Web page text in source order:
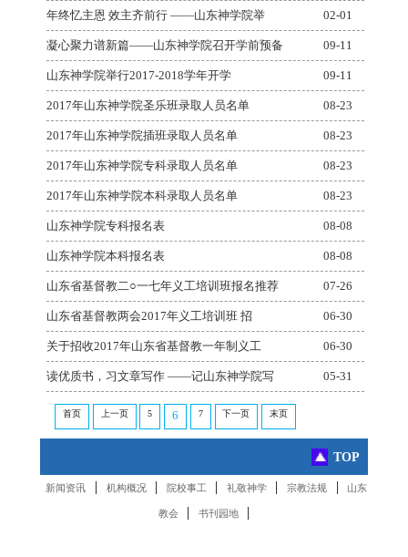
年终忆主恩 效主齐前行 ——山东神学院举 02-01
凝心聚力谱新篇——山东神学院召开学前预备 09-11
山东神学院举行2017-2018学年开学 09-11
2017年山东神学院圣乐班录取人员名单 08-23
2017年山东神学院插班录取人员名单 08-23
2017年山东神学院专科录取人员名单 08-23
2017年山东神学院本科录取人员名单 08-23
山东神学院专科报名表 08-08
山东神学院本科报名表 08-08
山东省基督教二○一七年义工培训班报名推荐 07-26
山东省基督教两会2017年义工培训班 招 06-30
关于招收2017年山东省基督教一年制义工 06-30
读优质书，习文章写作 ——记山东神学院写 05-31
首页 上一页 5 6 7 下一页 末页
TOP
新闻资讯 | 机构概况 | 院校事工 | 礼敬神学 | 宗教法规 | 山东
教会 | 书刊园地 |